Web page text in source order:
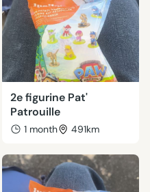
2e figurine Pat'
Patrouille
1 month 491km